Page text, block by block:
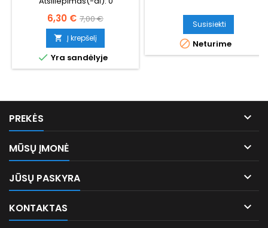
Kaina
6,30 € Bazinė
kaina
7,00 €
 Į krepšelį
 Yra sandėlyje
Susisiekti
 Neturime
PREKĖS 
MŪSŲ ĮMONĖ 
JŪSŲ PASKYRA 
KONTAKTAS 